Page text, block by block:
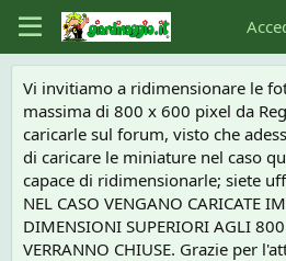
Vi invitiamo a ridimensionare le
massima di 800 x 600 pixel da
caricarle sul forum, visto che
di caricare le miniature nel caso
capace di ridimensionarle; siete
NEL CASO VENGANO CARICATE
DIMENSIONI SUPERIORI AGLI
VERRANNO CHIUSE. Grazie per